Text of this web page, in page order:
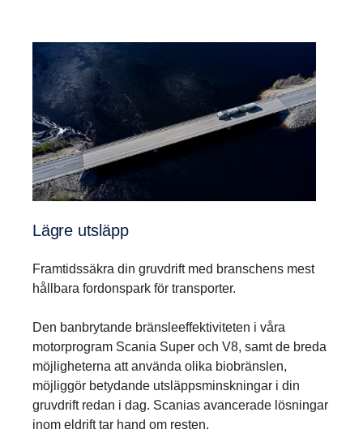
Lägre utsläpp
Framtidssäkra din gruvdrift med branschens mest
hållbara fordonspark för transporter.
Den banbrytande bränsleeffektiviteten i våra
motorprogram Scania Super och V8, samt de breda
möjligheterna att använda olika biobränslen,
möjliggör betydande utsläppsminskningar i din
gruvdrift redan i dag. Scanias avancerade lösningar
inom eldrift tar hand om resten.